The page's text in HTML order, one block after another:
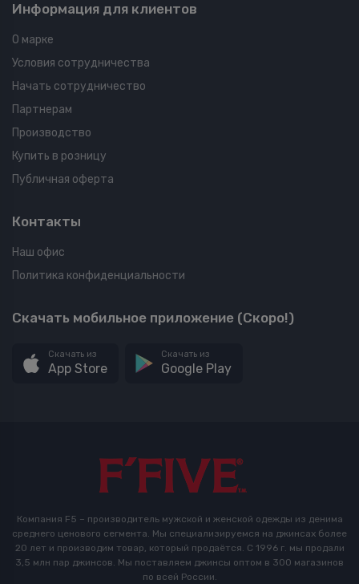
Информация для клиентов
О марке
Условия сотрудничества
Начать сотрудничество
Партнерам
Производство
Купить в розницу
Публичная оферта
Контакты
Наш офис
Политика конфиденциальности
Скачать мобильное приложение (Скоро!)
Скачать из
App Store
Скачать из
Google Play
Компания F5 – производитель мужской и женской одежды из денима
среднего ценового сегмента. Мы специализируемся на джинсах более
20 лет и производим товар, который продаётся. С 1996 г. мы продали
3,5 млн пар джинсов. Мы поставляем джинсы оптом в 300 магазинов
по всей России.